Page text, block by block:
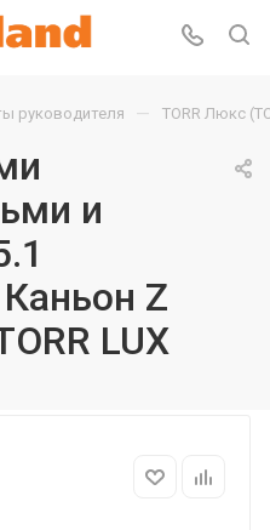
руководителя — TORR Люкс
и
Z
LUX